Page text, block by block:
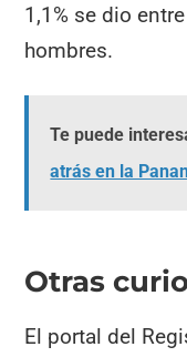
1,1% se dio
hombres.
Te puede
atrás en la
Otras
El portal del